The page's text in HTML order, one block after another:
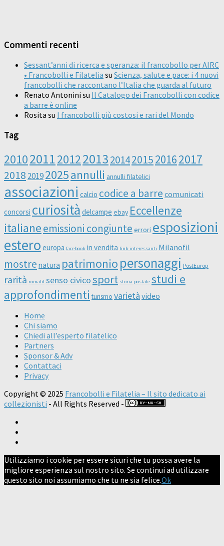
Commenti recenti
Sessant’anni di ricerca e speranza: il francobollo per AIRC
• Francobolli e Filatelia su Scienza, salute e pace: i 4 nuovi
francobolli che raccontano l’Italia che guarda al futuro
Renato Antonini su Il Catalogo dei Francobolli con codice
a barre è online
Rosita su I francobolli più costosi e rari del Mondo
Tag
20102011201220132014201520162017
2018 20192025annulli annulli filatelici
associazioni calcio codice a barre comunicati
concorsi curiosità delcampe ebay Eccellenze
italianeemissioni congiunte errori esposizioni
estero europa facebook in vendita link interessanti Milanofil
mostre natura patrimonio personaggi PostEurop
rarità romafil senso civicosport storia postale studi e
approfondimenti turismo varietà video
Home
Chi siamo
Chiedi all’esperto filatelico
Partners
Sponsor & Adv
Contattaci
Privacy
Copyright © 2025 Francobolli e Filatelia – Il sito dedicato ai
collezionisti - All Rights Reserved -
Utilizziamo i cookie per essere sicuri che tu possa avere la
migliore esperienza sul nostro sito. Se continui ad utilizzare
questo sito noi assumiamo che tu ne sia felice.Ok